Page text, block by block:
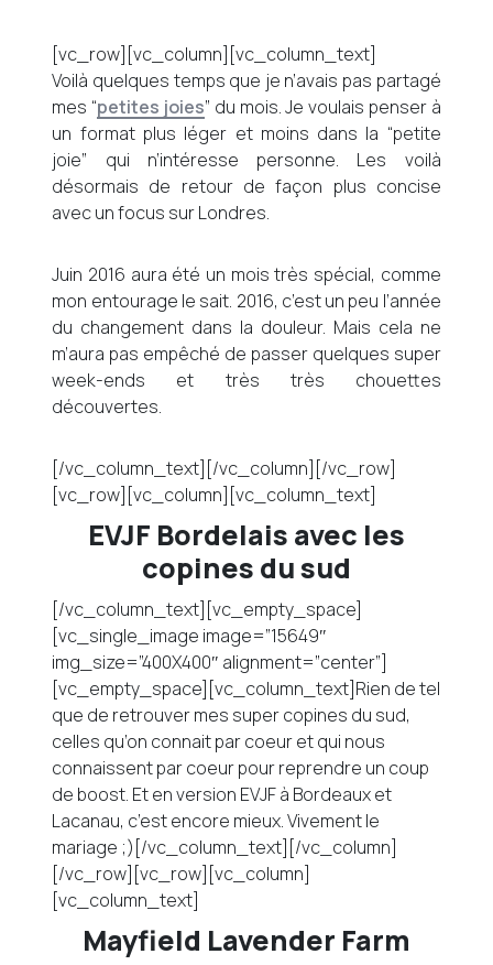
[vc_row][vc_column][vc_column_text]
Voilà quelques temps que je n’avais pas partagé
mes “petites joies” du mois. Je voulais penser à
un format plus léger et moins dans la “petite
joie” qui n’intéresse personne. Les voilà
désormais de retour de façon plus concise
avec un focus sur Londres.
Juin 2016 aura été un mois très spécial, comme
mon entourage le sait. 2016, c’est un peu l’année
du changement dans la douleur. Mais cela ne
m’aura pas empêché de passer quelques super
week-ends et très très chouettes
découvertes.
[/vc_column_text][/vc_column][/vc_row]
[vc_row][vc_column][vc_column_text]
EVJF Bordelais avec les
copines du sud
[/vc_column_text][vc_empty_space]
[vc_single_image image=”15649″
img_size=”400X400″ alignment=”center”]
[vc_empty_space][vc_column_text]Rien de tel
que de retrouver mes super copines du sud,
celles qu’on connait par coeur et qui nous
connaissent par coeur pour reprendre un coup
de boost. Et en version EVJF à Bordeaux et
Lacanau, c’est encore mieux. Vivement le
mariage ;)[/vc_column_text][/vc_column]
[/vc_row][vc_row][vc_column]
[vc_column_text]
Mayfield Lavender Farm